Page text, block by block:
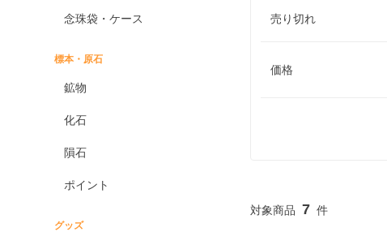
念珠袋・ケース
標本・原石
鉱物
化石
隕石
ポイント
グッズ
売り切れ
価格
7